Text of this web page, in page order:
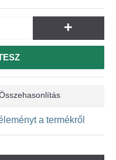
+
a termékről